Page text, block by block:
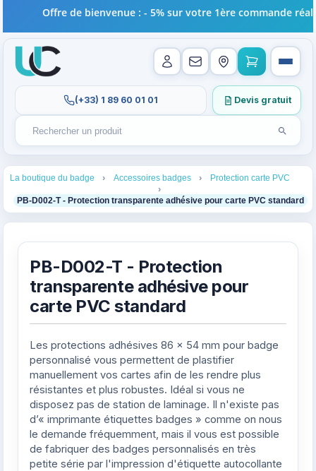
Rechercher un produit
Recherches récentes au focus. Tapez au moins 2
Lancer
(+33) 1 89 60 01 01 Devis gratuit
Offre de bienvenue : - 5% sur votre 1ère commande
La boutique du badge Accessoires badges Protection carte PVC
PB-D002-T - Protection transparente adhésive pour carte PVC standard 4
PB-D002-T - Protection
transparente adhésive pour
carte PVC standard
Les protections adhésives 86 x 54 mm pour badge
personnalisé vous permettent de plastifier
manuellement vos cartes afin de les rendre plus
résistantes et plus robustes. Idéal si vous ne
disposez pas de station de laminage. Il n'existe pas
d’« imprimante étiquettes badges » comme on nous
le demande fréquemment, mais il vous est possible
de fabriquer des badges personnalisés en très
petite série par l'impression d'étiquette autocollante